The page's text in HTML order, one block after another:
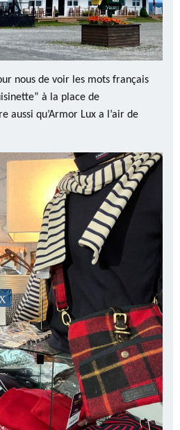
nous de voir les mots français
à la place de
aussi qu’Armor Lux a l’air de